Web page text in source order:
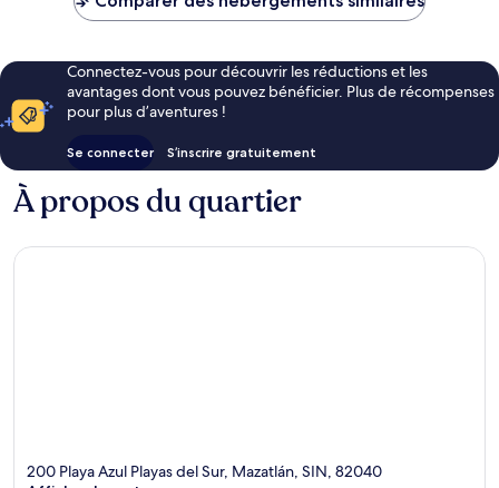
Connectez-vous pour découvrir les réductions et les
avantages dont vous pouvez bénéficier. Plus de récompenses
pour plus d’aventures !
Se connecter S’inscrire gratuitement
À propos du quartier
200 Playa Azul Playas del Sur, Mazatlán, SIN, 82040